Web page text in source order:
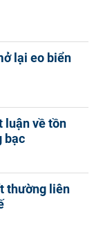
lại eo biển
luận về tồn
bạc
thường liên